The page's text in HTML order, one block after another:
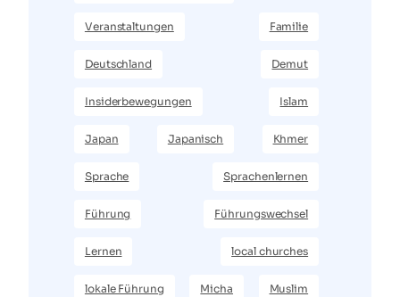
Veranstaltungen Familie
Deutschland Demut
Insiderbewegungen Islam
Japan Japanisch Khmer
Sprache Sprachenlernen
Führung Führungswechsel
Lernen local churches
lokale Führung Micha Muslim